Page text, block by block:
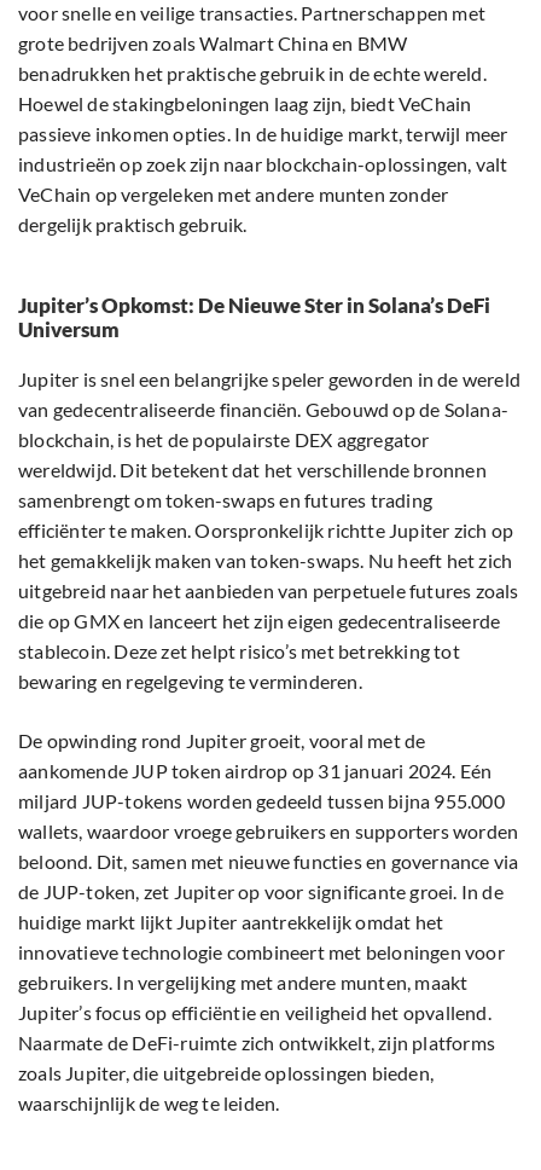
voor snelle en veilige transacties. Partnerschappen met
grote bedrijven zoals Walmart China en BMW
benadrukken het praktische gebruik in de echte wereld.
Hoewel de stakingbeloningen laag zijn, biedt VeChain
passieve inkomen opties. In de huidige markt, terwijl meer
industrieën op zoek zijn naar blockchain-oplossingen, valt
VeChain op vergeleken met andere munten zonder
dergelijk praktisch gebruik.
Jupiter’s Opkomst: De Nieuwe Ster in Solana’s DeFi
Universum
Jupiter is snel een belangrijke speler geworden in de wereld
van gedecentraliseerde financiën. Gebouwd op de Solana-
blockchain, is het de populairste DEX aggregator
wereldwijd. Dit betekent dat het verschillende bronnen
samenbrengt om token-swaps en futures trading
efficiënter te maken. Oorspronkelijk richtte Jupiter zich op
het gemakkelijk maken van token-swaps. Nu heeft het zich
uitgebreid naar het aanbieden van perpetuele futures zoals
die op GMX en lanceert het zijn eigen gedecentraliseerde
stablecoin. Deze zet helpt risico’s met betrekking tot
bewaring en regelgeving te verminderen.
De opwinding rond Jupiter groeit, vooral met de
aankomende JUP token airdrop op 31 januari 2024. Eén
miljard JUP-tokens worden gedeeld tussen bijna 955.000
wallets, waardoor vroege gebruikers en supporters worden
beloond. Dit, samen met nieuwe functies en governance via
de JUP-token, zet Jupiter op voor significante groei. In de
huidige markt lijkt Jupiter aantrekkelijk omdat het
innovatieve technologie combineert met beloningen voor
gebruikers. In vergelijking met andere munten, maakt
Jupiter’s focus op efficiëntie en veiligheid het opvallend.
Naarmate de DeFi-ruimte zich ontwikkelt, zijn platforms
zoals Jupiter, die uitgebreide oplossingen bieden,
waarschijnlijk de weg te leiden.